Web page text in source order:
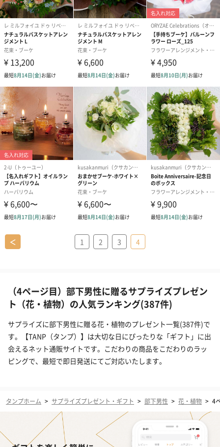
＜ 1 2 3 4
（4ページ目）部下男性に贈るサプライズプレゼン
ト（花・植物）の人気ランキング(387件)
サプライズに部下男性に贈る花・植物のプレゼント一覧(387件)で
す。【TANP（タンプ）】は大切な日にぴったりな「ギフト」に出
会えるネット通販サイトです。こだわりの商品をこだわりのラッ
ピングで、最短で即日発送にてご対応いたします。
タンプホーム > サプライズプレゼント・ギフト > 部下男性 > 花・植物 > 4